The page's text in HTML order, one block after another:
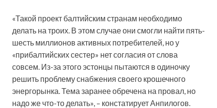
«Такой проект балтийским странам необходимо
делать на троих. В этом случае они смогли найти пять-
шесть миллионов активных потребителей, но у
«прибалтийских сестер» нет согласия от слова
совсем. Из-за этого эстонцы пытаются в одиночку
решить проблему снабжения своего крошечного
энергорынка. Тема заранее обречена на провал, но
надо же что-то делать», – констатирует Анпилогов.